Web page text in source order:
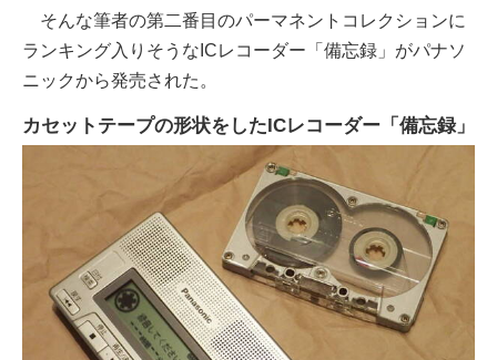
そんな筆者の第二番目のパーマネントコレクションに
ランキング入りそうなICレコーダー「備忘録」がパナソ
ニックから発売された。
カセットテープの形状をしたICレコーダー「備忘録」